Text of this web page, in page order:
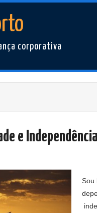
corporativa
e Independência
Sou